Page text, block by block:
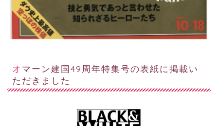
オマーン建国49周年特集号の表紙に掲載い
ただきました